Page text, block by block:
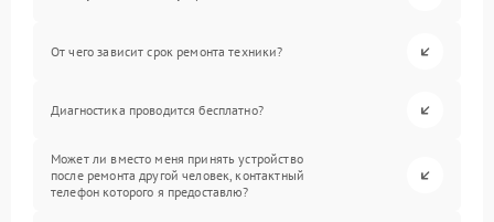
От чего зависит срок ремонта техники?
Диагностика проводится бесплатно?
Может ли вместо меня принять устройство
после ремонта другой человек, контактный
телефон которого я предоставлю?